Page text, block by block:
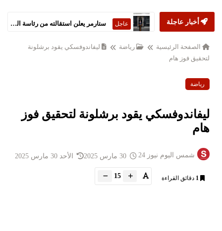
أخبار عاجلة عاجل
الصفحة الرئيسية رياضة
ليفاندوفسكي يقود برشلونة
لتحقيق فوز هام
رياضة
ليفاندوفسكي يقود برشلونة لتحقيق فوز
هام
شمس اليوم نيوز 24 الأحد 30 مارس 2025
1 دقائق القراءة 15